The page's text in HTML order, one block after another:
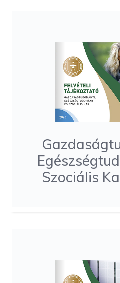
Szociális